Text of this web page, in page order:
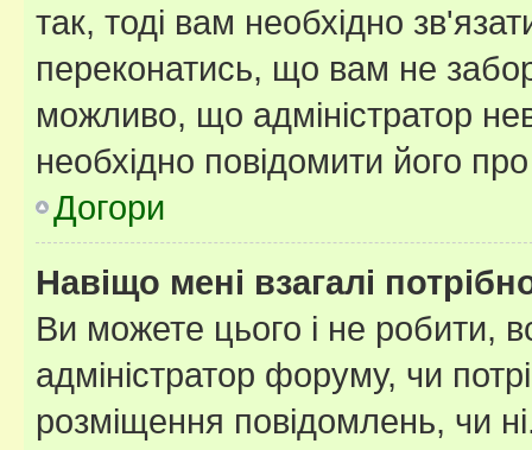
так, тоді вам необхідно
переконатись, що вам не
можливо, що адміністратор
необхідно повідомити його
Догори
Навіщо мені взагалі
Ви можете цього і не робити,
адміністратор форуму, чи
розміщення повідомлень, чи